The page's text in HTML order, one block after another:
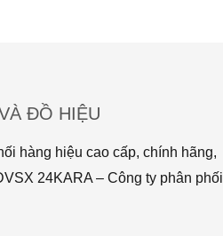
ĐỒ HIỆU
hàng hiệu cao cấp, chính hãng,
24KARA – Công ty phân phối